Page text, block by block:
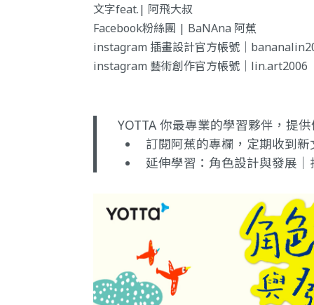
文字feat.| 阿飛大叔
Facebook粉絲團 | BaNAna 阿蕉
instagram 插畫設計官方帳號｜
instagram 藝術創作官方帳號｜lin.art2006
YOTTA 你最專業的學習夥伴，提
訂閱阿蕉的專欄 ，定期收到
延伸學習： 角色設計與發展